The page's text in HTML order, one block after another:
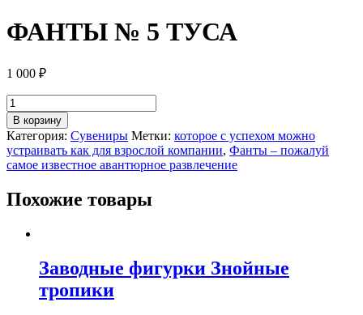
ФАНТЫ № 5 ТУСА
1 000 ₽
В корзину
Категория: Сувениры Метки: которое с успехом можно
устраивать как для взрослой компании, Фанты – пожалуй
самое известное авантюрное развлечение
Похожие товары
Заводные фигурки Знойные
тропики